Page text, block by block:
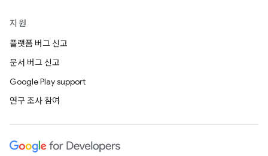
지원
플랫폼 버그 신고
문서 버그 신고
Google Play support
연구 조사 참여